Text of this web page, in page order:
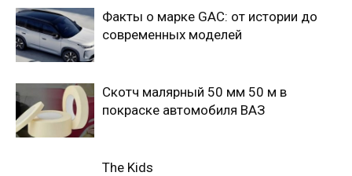
Факты о марке GAC: от истории до
современных моделей
Скотч малярный 50 мм 50 м в
покраске автомобиля ВАЗ
The Kids